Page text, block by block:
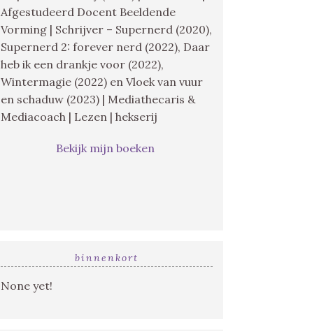
Afgestudeerd Docent Beeldende
Vorming | Schrijver – Supernerd (2020),
Supernerd 2: forever nerd (2022), Daar
heb ik een drankje voor (2022),
Wintermagie (2022) en Vloek van vuur
en schaduw (2023) | Mediathecaris &
Mediacoach | Lezen | hekserij
Bekijk mijn boeken
binnenkort
None yet!